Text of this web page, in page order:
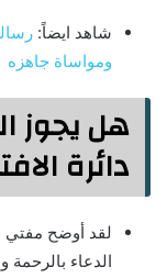
شاهد ايضاً:
ومواساة جاهزه
هل يجوز
دائرة
لقد أوضح مفتي
الدعاء بالرحمة